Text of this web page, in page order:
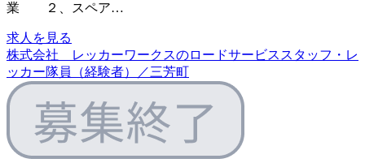
業 ２、スペア…
求人を見る
株式会社 レッカーワークスのロードサービススタッフ・レ
ッカー隊員（経験者）／三芳町